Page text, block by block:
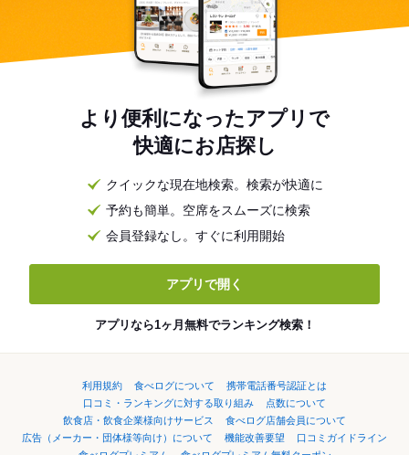
より便利になったアプリで
快適にお店探し
クイックな現在地検索。検索が快適に
予約も簡単。空席をスムーズに検索
会員登録なし。すぐに利用開始
アプリで開く
アプリなら1ヶ月無料でランキング検索！
利用規約 食べログについて
携帯電話番号認証とは
口コミ・ランキングに対する取り組み
点数について
飲食店・飲食企業様向けサービス
食べログ店舗会員について
広告（メーカー・団体様等向け）について
機能改善要望
口コミガイドライン